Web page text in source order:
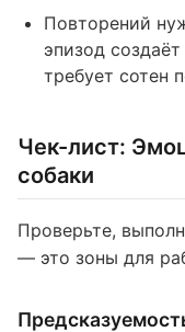
Повторений
эпизод
требует сотен
Чек-лист:
собаки
Проверьте,
— это зоны для